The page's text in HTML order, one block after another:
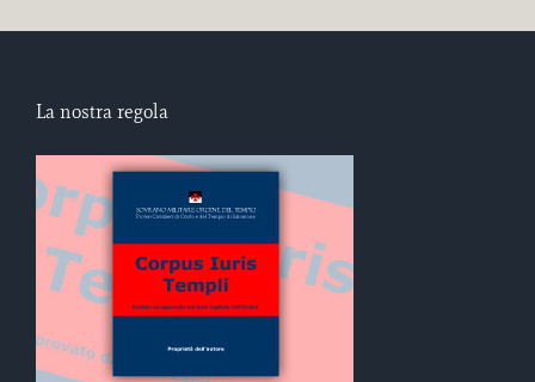
La nostra regola